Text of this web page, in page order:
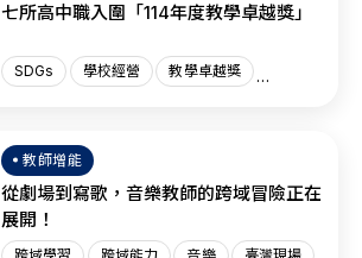
七所高中職入圍「114年度教學卓越獎」
SDGs 學校經營 教學卓越獎
教師增能
從劇場到寫歌，音樂教師的跨域冒險正在
展開！